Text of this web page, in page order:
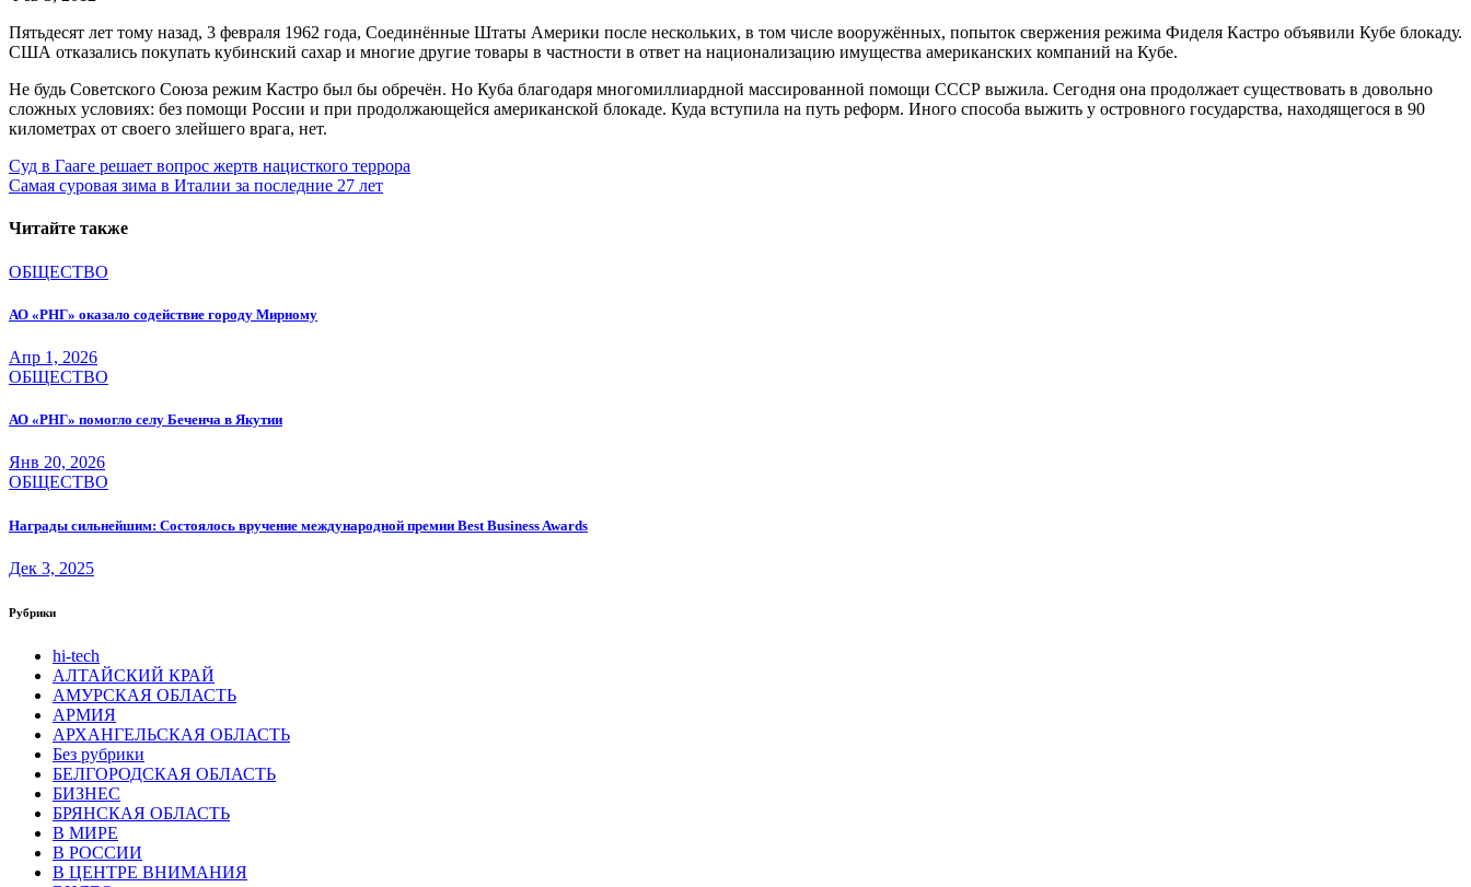
Пятьдесят лет тому назад, 3 февраля 1962 года, Соединённые Штаты Америки после нескольких, в том числе вооружённых, попыток свержения режима Фиделя Кастро объявили Кубе блокаду.
США отказались покупать кубинский сахар и многие другие товары в частности в ответ на национализацию имущества американских компаний на Кубе.
Не будь Советского Союза режим Кастро был бы обречён. Но Куба благодаря многомиллиардной массированной помощи СССР выжила. Сегодня она продолжает существовать в довольно
сложных условиях: без помощи России и при продолжающейся американской блокаде. Куда вступила на путь реформ. Иного способа выжить у островного государства, находящегося в 90
километрах от своего злейшего врага, нет.
Навигация
по
записям
Суд в Гааге решает вопрос жертв нацисткого террора
Самая суровая зима в Италии за последние 27 лет
Читайте также
ОБЩЕСТВО
АО «РНГ» оказало содействие городу Мирному
Апр 1, 2026
ОБЩЕСТВО
АО «РНГ» помогло селу Беченча в Якутии
Янв 20, 2026
ОБЩЕСТВО
Награды сильнейшим: Состоялось вручение международной премии Best Business Awards
Дек 3, 2025
Рубрики
hi-tech
АЛТАЙСКИЙ КРАЙ
АМУРСКАЯ ОБЛАСТЬ
АРМИЯ
АРХАНГЕЛЬСКАЯ ОБЛАСТЬ
Без рубрики
БЕЛГОРОДСКАЯ ОБЛАСТЬ
БИЗНЕС
БРЯНСКАЯ ОБЛАСТЬ
В МИРЕ
В РОССИИ
В ЦЕНТРЕ ВНИМАНИЯ